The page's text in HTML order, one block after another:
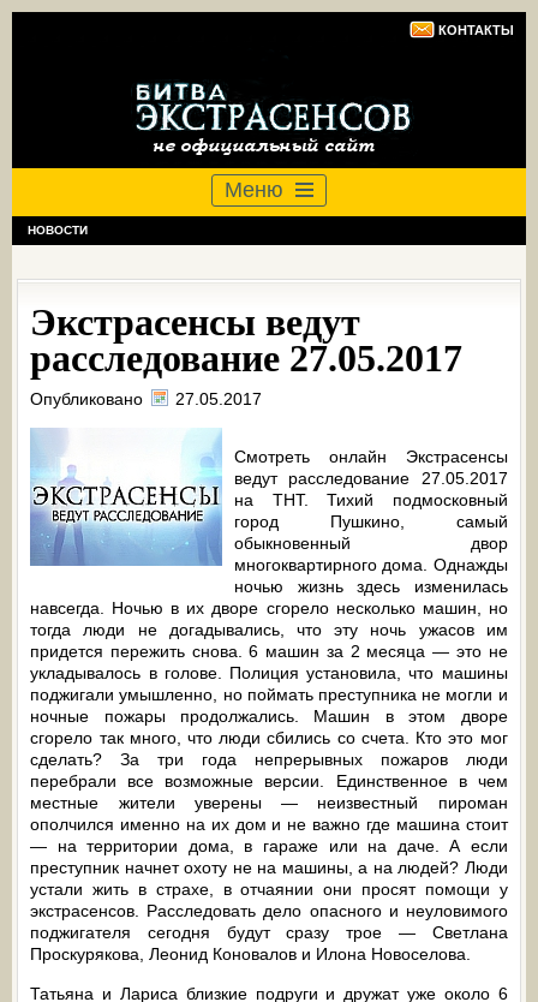
КОНТАКТЫ
Меню
НОВОСТИ
Экстрасенсы ведут
расследование 27.05.2017
Опубликовано 27.05.2017
Смотреть онлайн Экстрасенсы
ведут расследование 27.05.2017
на ТНТ. Тихий подмосковный
город Пушкино, самый
обыкновенный двор
многоквартирного дома. Однажды
ночью жизнь здесь изменилась
навсегда. Ночью в их дворе сгорело несколько машин, но
тогда люди не догадывались, что эту ночь ужасов им
придется пережить снова. 6 машин за 2 месяца — это не
укладывалось в голове. Полиция установила, что машины
поджигали умышленно, но поймать преступника не могли и
ночные пожары продолжались. Машин в этом дворе
сгорело так много, что люди сбились со счета. Кто это мог
сделать? За три года непрерывных пожаров люди
перебрали все возможные версии. Единственное в чем
местные жители уверены — неизвестный пироман
ополчился именно на их дом и не важно где машина стоит
— на территории дома, в гараже или на даче. А если
преступник начнет охоту не на машины, а на людей? Люди
устали жить в страхе, в отчаянии они просят помощи у
экстрасенсов. Расследовать дело опасного и неуловимого
поджигателя сегодня будут сразу трое — Светлана
Проскурякова, Леонид Коновалов и Илона Новоселова.
Татьяна и Лариса близкие подруги и дружат уже около 6